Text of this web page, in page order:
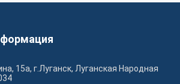
15а, г.Луганск, Луганская Народная